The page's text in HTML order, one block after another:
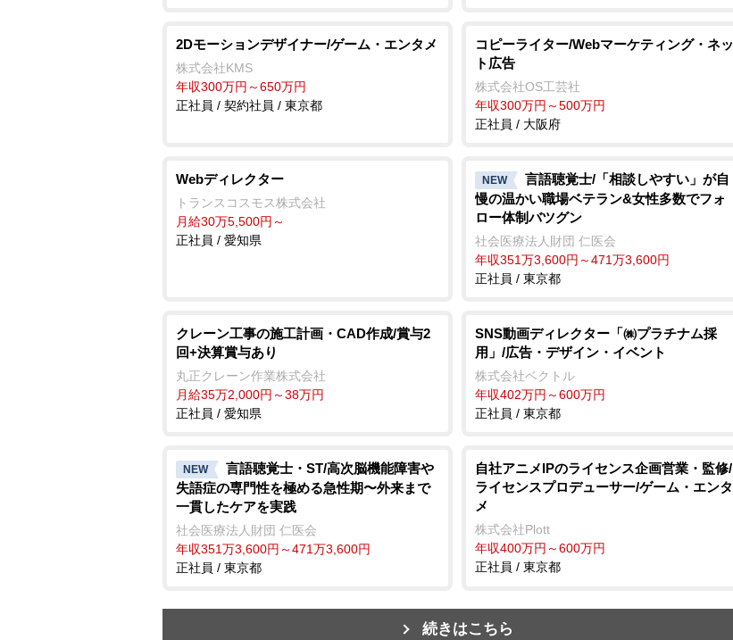
2Dモーションデザイナー/ゲーム・エンタメ
株式会社KMS
年収300万円～650万円
正社員 / 契約社員 / 東京都
コピーライター/Webマーケティング・ネッ
ト広告
株式会社OS工芸社
年収300万円～500万円
正社員 / 大阪府
Webディレクター
トランスコスモス株式会社
月給30万5,500円～
正社員 / 愛知県
NEW
言語聴覚士/「相談しやすい」が自
慢の温かい職場ベテラン&女性多数でフォ
ロー体制バツグン
社会医療法人財団 仁医会
年収351万3,600円～471万3,600円
正社員 / 東京都
クレーン工事の施工計画・CAD作成/賞与2
回+決算賞与あり
丸正クレーン作業株式会社
月給35万2,000円～38万円
正社員 / 愛知県
SNS動画ディレクター「㈱プラチナム採
用」/広告・デザイン・イベント
株式会社ベクトル
年収402万円～600万円
正社員 / 東京都
NEW
言語聴覚士・ST/高次脳機能障害
失語症の専門性を極める急性期〜外来まで
一貫したケアを実践
社会医療法人財団 仁医会
年収351万3,600円～471万3,600円
正社員 / 東京都
自社アニメIPのライセンス企画営業・監修/
ライセンスプロデューサー/ゲーム・エンタ
メ
株式会社Plott
年収400万円～600万円
正社員 / 東京都
続きはこちら